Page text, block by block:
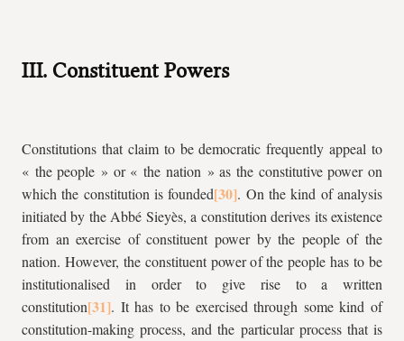
III. Constituent Powers
Constitutions that claim to be democratic frequently appeal to
« the people » or « the nation » as the constitutive power on
which the constitution is founded
. On the kind of analysis
initiated by the Abbé Sieyès, a constitution derives its existence
from an exercise of constituent power by the people of the
nation. However, the constituent power of the people has to be
institutionalised in order to give rise to a written
constitution
. It has to be exercised through some kind of
constitution-making process, and the particular process that is